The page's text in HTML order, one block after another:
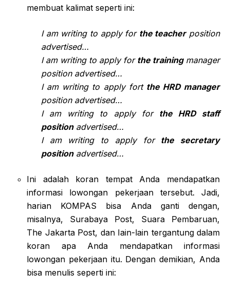
membuat kalimat seperti ini:
I am writing to apply for the teacherposition
advertised…
I am writing to apply for the trainingmanager
position advertised…
I am writing to apply fort the HRD manager
position advertised…
I am writing to apply for the HRD staff
positionadvertised…
I am writing to apply for the secretary
positionadvertised…
Ini adalah koran tempat Anda mendapatkan
informasi lowongan pekerjaan tersebut. Jadi,
harian KOMPAS bisa Anda ganti dengan,
misalnya, Surabaya Post, Suara Pembaruan,
The Jakarta Post, dan Iain-lain tergantung dalam
koran apa Anda mendapatkan informasi
lowongan pekerjaan itu. Dengan demikian, Anda
bisa menulis seperti ini: